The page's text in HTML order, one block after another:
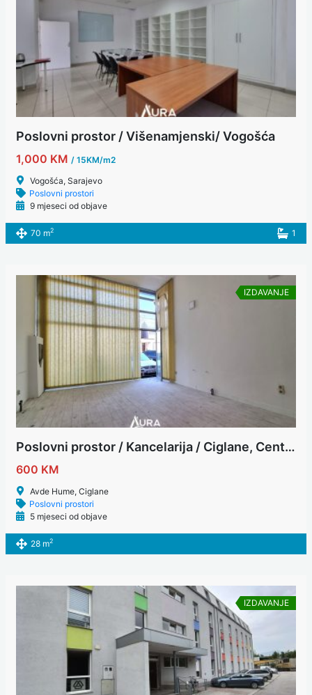
Poslovni prostor / Višenamjenski/ Vogošća
1,000 KM / 15KM/m2
Vogošća, Sarajevo
Poslovni prostori
9 mjeseci od objave
70 m2 1
IZDAVANJE
Poslovni prostor / Kancelarija / Ciglane, Centar
600 KM
Avde Hume, Ciglane
Poslovni prostori
5 mjeseci od objave
28 m2
IZDAVANJE